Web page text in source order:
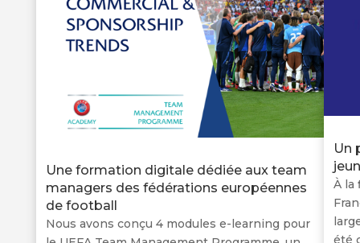
Une formation digitale dédiée aux team
managers des fédérations européennes
de football
Nous avons conçu 4 modules e-learning pour
Un
À la
été